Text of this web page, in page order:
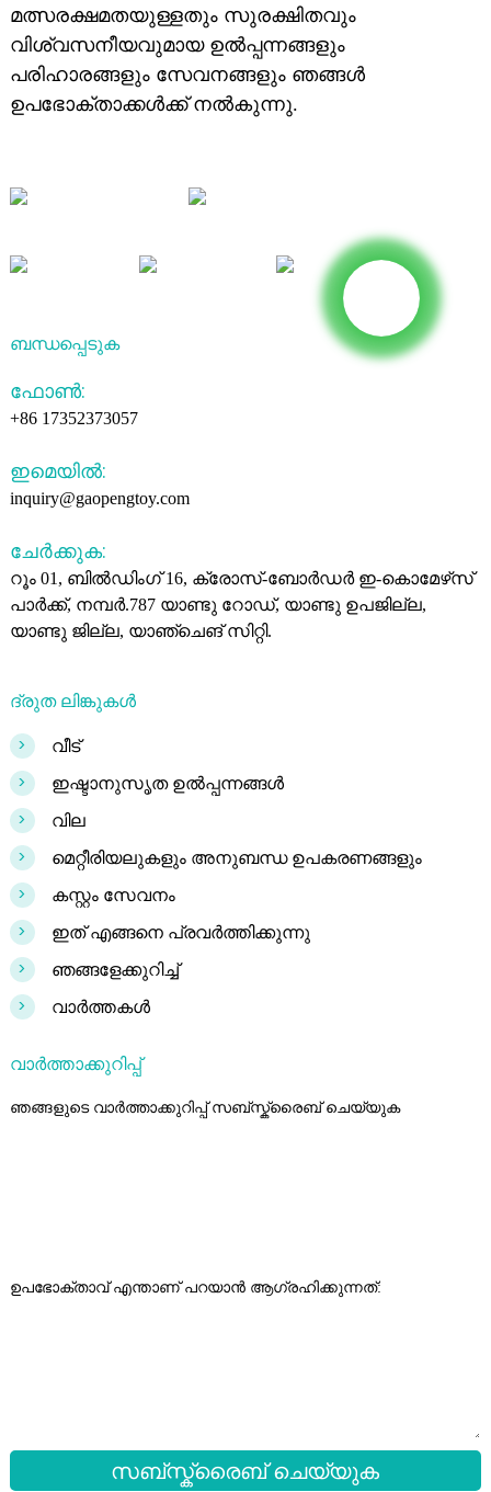
മത്സരക്ഷമതയുള്ളതും സുരക്ഷിതവും
വിശ്വസനീയവുമായ ഉൽപ്പന്നങ്ങളും
പരിഹാരങ്ങളും സേവനങ്ങളും ഞങ്ങൾ
ഉപഭോക്താക്കൾക്ക് നൽകുന്നു.
ബന്ധപ്പെടുക
ഫോൺ:
+86 17352373057
ഇമെയിൽ:
inquiry@gaopengtoy.com
ചേർക്കുക:
റൂം 01, ബിൽഡിംഗ് 16, ക്രോസ്-ബോർഡർ ഇ-കൊമേഴ്‌സ്
പാർക്ക്, നമ്പർ.787 യാണ്ടു റോഡ്, യാണ്ടു ഉപജില്ല,
യാണ്ടു ജില്ല, യാഞ്ചെങ് സിറ്റി.
ദ്രുത ലിങ്കുകൾ
> വീട്
> ഇഷ്ടാനുസൃത ഉൽപ്പന്നങ്ങൾ
> വില
> മെറ്റീരിയലുകളും അനുബന്ധ ഉപകരണങ്ങളും
> കസ്റ്റം സേവനം
> ഇത് എങ്ങനെ പ്രവർത്തിക്കുന്നു
> ഞങ്ങളേക്കുറിച്ച്
> വാർത്തകൾ
വാർത്താക്കുറിപ്പ്
ഞങ്ങളുടെ വാർത്താക്കുറിപ്പ് സബ്സ്ക്രൈബ് ചെയ്യുക
ഉപഭോക്താവ് എന്താണ് പറയാൻ ആഗ്രഹിക്കുന്നത്:
സബ്സ്ക്രൈബ് ചെയ്യുക